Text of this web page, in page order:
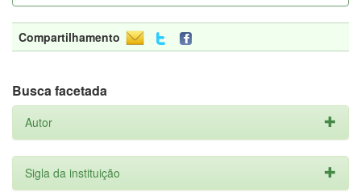
Compartilhamento
Busca facetada
Autor
Sigla da instituição